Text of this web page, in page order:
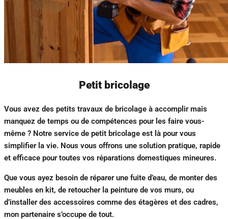
Petit bricolage
Vous avez des petits travaux de bricolage à accomplir mais
manquez de temps ou de compétences pour les faire vous-
même ? Notre service de petit bricolage est là pour vous
simplifier la vie. Nous vous offrons une solution pratique, rapide
et efficace pour toutes vos réparations domestiques mineures.
Que vous ayez besoin de réparer une fuite d’eau, de monter des
meubles en kit, de retoucher la peinture de vos murs, ou
d’installer des accessoires comme des étagères et des cadres,
mon partenaire s’occupe de tout.